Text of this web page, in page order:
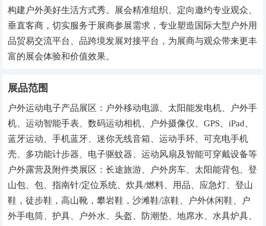
构建户外美好生活方式秀。展会精准组织、定向邀约专业观众、
垂直客商，切实服务于展商参展需求，专业塑造国际大型户外用
品贸易交流平台、品跨境发展对接平台，为展商与观众带来更丰
富的展会体验和价值效果。
展品范围
户外运动电子产品展区：户外移动电源、太阳能发电机、户外手
机、运动智能手表、数码运动相机、户外摄像仪、GPS、iPad、
蓝牙运动、手机蓝牙、迷你无线音箱、运动手环、可充电手机
壳、多功能计步器、电子驱蚊器、运动风扇及智能可穿戴设备等
户外露营及附件类展区：长途旅游、户外房车、太阳能背包、登
山包、包、指南针/定位系统、炊具/燃料、用品、应急灯、登山
鞋，徒步鞋，高山靴，攀岩鞋，沙滩鞋/凉鞋、户外休闲鞋、户
外手电筒、护具、户外水、头盔、防潮垫、地席水、水具炉具、